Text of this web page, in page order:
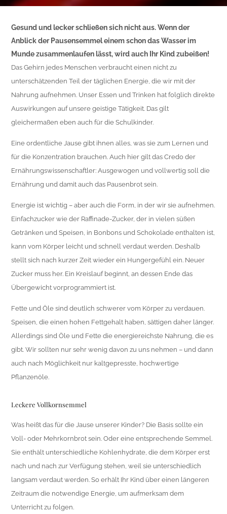
Gesund und lecker schließen sich nicht aus. Wenn der
Anblick der Pausensemmel einem schon das Wasser im
Munde zusammenlaufen lässt, wird auch Ihr Kind zubeißen!
Das Gehirn jedes Menschen verbraucht einen nicht zu
unterschätzenden Teil der täglichen Energie, die wir mit der
Nahrung aufnehmen. Unser Essen und Trinken hat folglich direkte
Auswirkungen auf unsere geistige Tätigkeit. Das gilt
gleichermaßen eben auch für die Schulkinder.
Eine ordentliche Jause gibt ihnen alles, was sie zum Lernen und
für die Konzentration brauchen. Auch hier gilt das Credo der
Ernährungs­wissenschaftler: Ausgewogen und vollwertig soll die
Ernährung und damit auch das Pausenbrot sein.
Energie ist wichtig – aber auch die Form, in der wir sie aufnehmen.
Einfachzucker wie der Raffinade-Zucker, der in vielen süßen
Getränken und Speisen, in Bonbons und Schokolade enthalten ist,
kann vom Körper leicht und schnell verdaut werden. Deshalb
stellt sich nach kurzer Zeit wieder ein Hungergefühl ein. Neuer
Zucker muss her. Ein Kreislauf beginnt, an dessen Ende das
Übergewicht vorprogrammiert ist.
Fette und Öle sind deutlich schwerer vom Körper zu verdauen.
Speisen, die einen hohen Fettgehalt haben, sättigen daher länger.
Allerdings sind Öle und Fette die energiereichste Nahrung, die es
gibt. Wir sollten nur sehr wenig davon zu uns nehmen – und dann
auch nach Möglichkeit nur kaltgepresste, hochwertige
Pflanzenöle.
Leckere Vollkornsemmel
Was heißt das für die Jause unserer Kinder? Die Basis sollte ein
Voll- oder Mehrkornbrot sein. Oder eine entsprechende Semmel.
Sie enthält unterschiedliche Kohlenhydrate, die dem Körper erst
nach und nach zur Verfügung stehen, weil sie unterschiedlich
langsam verdaut werden. So erhält Ihr Kind über einen längeren
Zeitraum die notwendige Energie, um aufmerksam dem
Unterricht zu folgen.